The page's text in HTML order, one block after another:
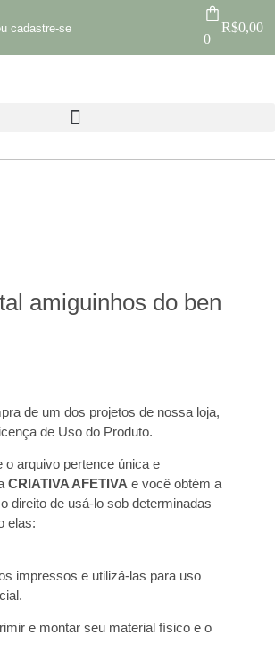
cadastre-se
0
R$0,00
amiguinhos do ben
de um dos projetos de nossa loja,
de Uso do Produto.
o arquivo pertence única e
CRIATIVA AFETIVA e você obtém a
direito de usá-lo sob determinadas
elas:
impressos e utilizá-las para uso
e montar seu material físico e o